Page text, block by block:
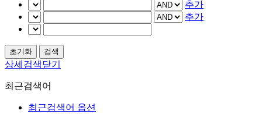
추가
추가
상세검색닫기
최근검색어
최근검색어 옵션